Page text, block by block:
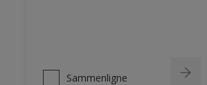
Sammenligne